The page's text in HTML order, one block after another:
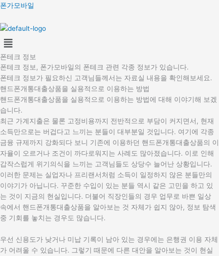
콘
츠
로
건
너
뛰
기
폰가모바일
Menu
폰테크 정보
폰테크 정보, 폰가모바일의 폰테크 관련 각종 정보가 있습니다.
폰테크 정보가 필요하신 고객님들께서는 자료실 내용을 확인해보세요.
핸드폰개통대출상품을 실용적으로 이용하는 방법
핸드폰개통대출상품을 실용적으로 이용하는 방법에 대해 이야기해 보겠
습니다.
최근 가계지출은 물론 고정비용까지 전반적으로 부담이 커지면서, 현재
소득만으로는 버겁다고 느끼는 분들이 대부분일 것입니다. 여기에 각종
금융 규제까지 강화되다 보니 기존에 이용하던 핸드폰개통대출상품의 이
자율이 오르거나 조건이 까다로워지는 사례도 많아졌습니다. 이로 인해
갑작스럽게 위기의식을 느끼는 고객님들도 상당수 늘어난 상황입니다.
이러한 문제는 실업자나 프리랜서처럼 소득이 일정하지 않은 분들만의
이야기가 아닙니다. 꾸준한 수입이 있는 분들 역시 같은 고민을 하고 있
는 것이 지금의 현실입니다. 더불어 직장인들의 경우 업무로 바쁜 일상
속에서 핸드폰개통대출상품을 알아보는 것 자체가 쉽지 않아, 정보 탐색
중 기회를 놓치는 경우도 많습니다.
우선 신용도가 낮거나 미납 기록이 남아 있는 경우에는 은행권 이용 자체
가 어려울 수 있습니다. 그렇기 때문에 다른 대안을 알아보는 것이 현실